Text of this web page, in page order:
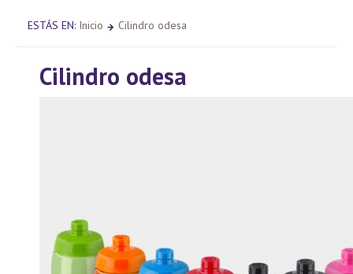
ESTÁS EN: Inicio Cilindro odesa
Cilindro odesa